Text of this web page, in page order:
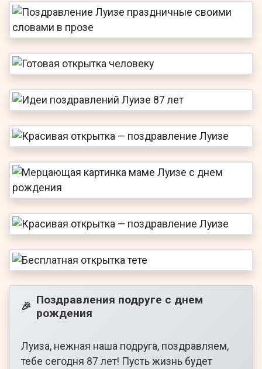
🎉 Поздравления подруге с днем
рождения
Луиза, нежная наша подруга, поздравляем,
тебе сегодня 87 лет! Пусть жизнь будет